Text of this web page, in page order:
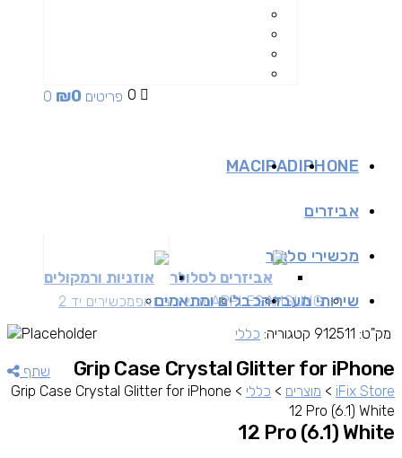
0 0 פריטים ₪0
IPHONE
IPAD
MAC
אביזרים
אביזרים לסלולר אוזניות ורמקולים
מכשירי סלולר
SAMSUNG
APPLEמכשירים זאפמכשירים יד 2 שירותי מעבדהכבלים ומתאמים
שתף
iFix Store
> מוצרים > כללי >
Grip Case Crystal Glitter for iPhone
12 Pro (6.1) White
Grip Case Crystal Glitter for iPhone
12 Pro (6.1) White
מק"ט: 912511 קטגוריה: כללי